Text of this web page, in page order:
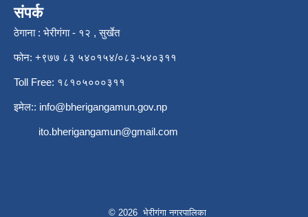
संपर्क
ठेगाना : भेरीगंगा - १२ , सुर्खेत
फोन: +९७७ ८३ ५४०१५४/०८३-५४०३११
Toll Free: १८१०५०००३११
इमेल:: info@bherigangamun.gov.np
ito.bherigangamun@gmail.com
© 2026 भेरीगंगा नगरपालिका